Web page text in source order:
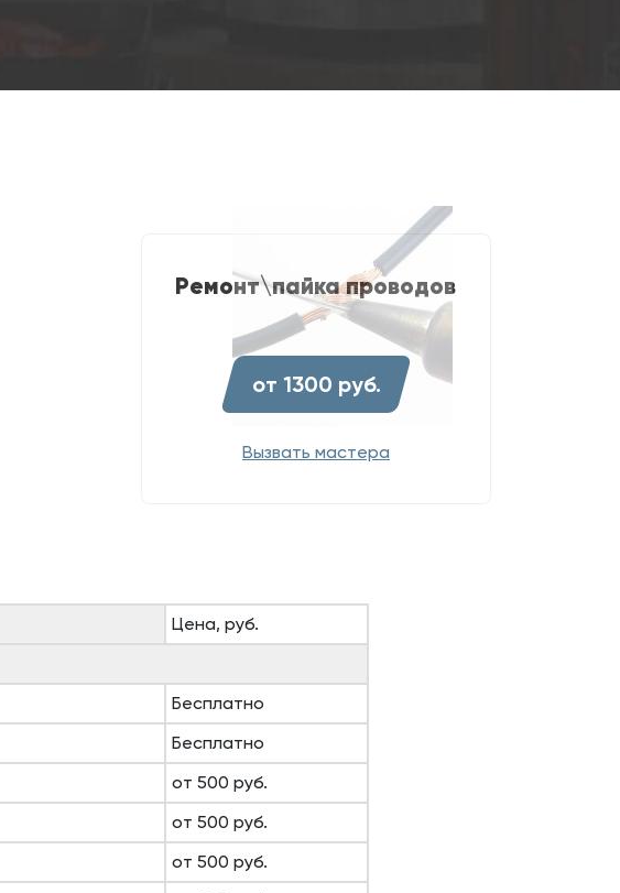
Ремонт\пайка проводов
от 1300 руб.
Вызвать мастера
Цена, руб.
Бесплатно
Бесплатно
от 500 руб.
от 500 руб.
от 500 руб.